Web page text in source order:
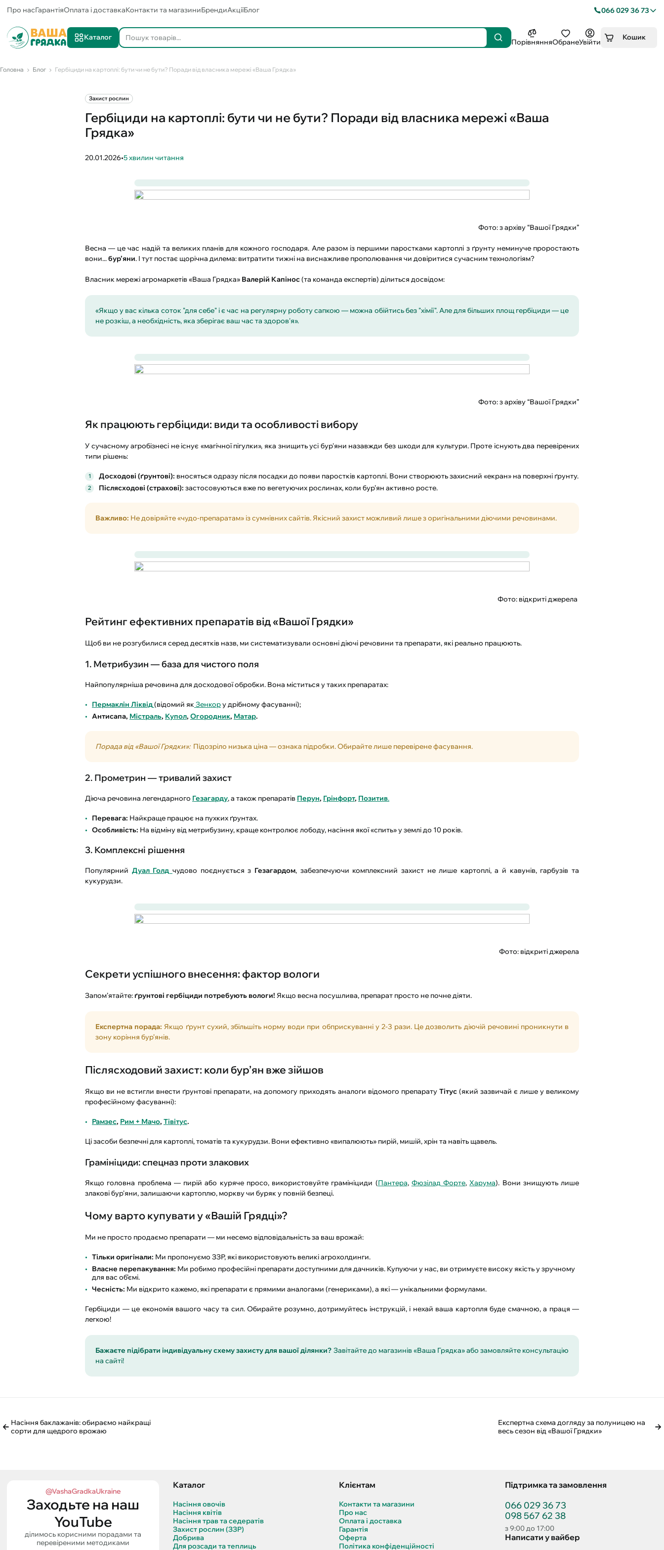
Про насГарантіяОплата і доставкаКонтакти та магазиниБрендиАкціїБлог 066 029 36 73
Каталог
ПорівнянняОбранеУвійти
Кошик
Головна Блог Гербіциди на картоплі: бути чи не бути? Поради від власника мережі «Ваша Грядка»
Захист рослин
Гербіциди на картоплі: бути чи не бути? Поради від власника мережі «Ваша
Грядка»
20.01.2026•5 хвилин читання
Фото: з архіву “Вашої Грядки”
Весна — це час надій та великих планів для кожного господаря. Але разом із першими паростками картоплі з ґрунту неминуче проростають
вони...бур’яни. І тут постає щорічна дилема: витратити тижні на виснажливе прополювання чи довіритися сучасним технологіям?
Власник мережі агромаркетів «Ваша Грядка» Валерій Капінос(та команда експертів) ділиться досвідом:
«Якщо у вас кілька соток "для себе" і є час на регулярну роботу сапкою — можна обійтись без "хімії". Але для більших площ гербіциди — це
не розкіш, а необхідність, яка зберігає ваш час та здоров'я».
Фото: з архіву “Вашої Грядки”
Як працюють гербіциди: види та особливості вибору
У сучасному агробізнесі не існує «магічної пігулки», яка знищить усі бур'яни назавжди без шкоди для культури. Проте існують два перевірених
типи рішень:
Досходові (ґрунтові): вносяться одразу після посадки до появи паростків картоплі. Вони створюють захисний «екран» на поверхні ґрунту.
Післясходові (страхові): застосовуються вже по вегетуючих рослинах, коли бур’ян активно росте.
Важливо: Не довіряйте «чудо-препаратам» із сумнівних сайтів. Якісний захист можливий лише з оригінальними діючими речовинами.
Фото: відкриті джерела
Рейтинг ефективних препаратів від «Вашої Грядки»
Щоб ви не розгубилися серед десятків назв, ми систематизували основні діючі речовини та препарати, які реально працюють.
1. Метрибузин — база для чистого поля
Найпопулярніша речовина для досходової обробки. Вона міститься у таких препаратах:
Пермаклін Ліквід(відомий як Зенкору дрібному фасуванні);
Антисапа, Містраль, Купол, Огородник, Матар.
Порада від «Вашої Грядки»:Підозріло низька ціна — ознака підробки. Обирайте лише перевірене фасування.
2. Прометрин — тривалий захист
Діюча речовина легендарного Гезагарду, а також препаратів Перун, Грінфорт, Позитив.
Перевага: Найкраще працює на пухких ґрунтах.
Особливість: На відміну від метрибузину, краще контролює лободу, насіння якої «спить» у землі до 10 років.
3. Комплексні рішення
Популярний Дуал Голд чудово поєднується з Гезагардом, забезпечуючи комплексний захист не лише картоплі, а й кавунів, гарбузів та
кукурудзи.
Фото: відкриті джерела
Секрети успішного внесення: фактор вологи
Запом’ятайте: ґрунтові гербіциди потребують вологи! Якщо весна посушлива, препарат просто не почне діяти.
Експертна порада: Якщо ґрунт сухий, збільшіть норму води при обприскуванні у 2-3 рази. Це дозволить діючій речовині проникнути в
зону коріння бур’янів.
Післясходовий захист: коли бур’ян вже зійшов
Якщо ви не встигли внести ґрунтові препарати, на допомогу приходять аналоги відомого препарату Тітус(який зазвичай є лише у великому
професійному фасуванні):
Рамзес, Рим + Мачо, Тівітус.
Ці засоби безпечні для картоплі, томатів та кукурудзи. Вони ефективно «випалюють» пирій, мишій, хрін та навіть щавель.
Грамініциди: спецназ проти злакових
Якщо головна проблема — пирій або куряче просо, використовуйте грамініциди (Пантера, Фюзілад Форте,Харума). Вони знищують лише
злакові бур'яни, залишаючи картоплю, моркву чи буряк у повній безпеці.
Чому варто купувати у «Вашій Грядці»?
Ми не просто продаємо препарати — ми несемо відповідальність за ваш врожай:
Тільки оригінали: Ми пропонуємо ЗЗР, які використовують великі агрохолдинги.
Власне перепакування: Ми робимо професійні препарати доступними для дачників. Купуючи у нас, ви отримуєте високу якість у зручному
для вас об’ємі.
Чесність: Ми відкрито кажемо, які препарати є прямими аналогами (генериками), а які — унікальними формулами.
Гербіциди — це економія вашого часу та сил. Обирайте розумно, дотримуйтесь інструкцій, і нехай ваша картопля буде смачною, а праця —
легкою!
Бажаєте підібрати індивідуальну схему захисту для вашої ділянки? Завітайте до магазинів «Ваша Грядка» або замовляйте консультацію
на сайті!
Насіння баклажанів: обираємо найкращі
сорти для щедрого врожаю
Експертна схема догляду за полуницею на
весь сезон від «Вашої Грядки»
@VashaGradkaUkraine
Заходьте на наш
YouTube
ділимось корисними порадами та
перевіреними методиками
Каталог
Насіння овочів
Насіння квітів
Насіння трав та седератів
Захист рослин (ЗЗР)
Добрива
Для розсади та теплиць
Клієнтам
Контакти та магазини
Про нас
Оплата і доставка
Гарантія
Оферта
Політика конфіденційності
Підтримка та замовлення
066 029 36 73
098 567 62 38
з 9:00 до 17:00
Написати у вайбер